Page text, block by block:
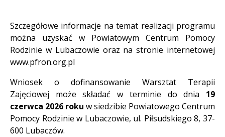
Szczegółowe informacje na temat realizacji programu
można uzyskać w Powiatowym Centrum Pomocy
Rodzinie w Lubaczowie oraz na stronie internetowej
www.pfron.org.pl
Wniosek o dofinansowanie Warsztat Terapii
Zajęciowej może składać w terminie do dnia 19
czerwca 2026 roku w siedzibie Powiatowego Centrum
Pomocy Rodzinie w Lubaczowie, ul. Piłsudskiego 8, 37-
600 Lubaczów.